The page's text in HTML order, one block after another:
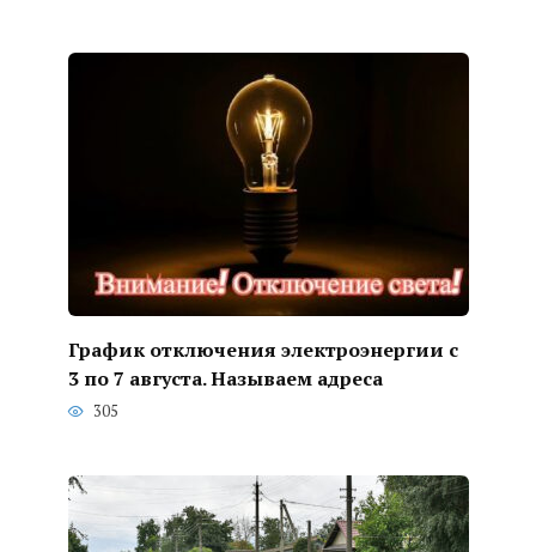
График отключения электроэнергии с
3 по 7 августа. Называем адреса
305